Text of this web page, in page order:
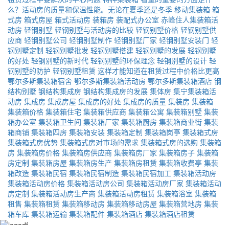
么？活动房的质量和保温性能。无论在夏季还是冬季 移动集装箱 箱
式房 箱式房屋 箱式活动房 装箱房 装配式办公室 赤峰住人集装箱活
动房 轻钢别墅 轻钢别墅与活动房的比较 轻钢别墅价格 轻钢别墅供
应商 轻钢别墅公司 轻钢别墅制作 轻钢别墅厂家 轻钢别墅安装门 轻
钢别墅定制 轻钢别墅批发 轻钢别墅搭建 轻钢别墅的发展 轻钢别墅
的好处 轻钢别墅的新时代 轻钢别墅的环保理念 轻钢别墅的设计 轻
钢别墅的防护 轻钢别墅租赁 这样才能知道在租赁过程中价格比更高
鄂尔多斯集装箱宿舍 鄂尔多斯集装箱活动房 鄂尔多斯集装箱酒店 钢
结构别墅 钢结构集成房 钢结构集成房的发展 集体房 集宁集装箱活
动房 集成房 集成房屋 集成房的好处 集成房的质量 集装房 集装箱
集装箱价格 集装箱住宅 集装箱供应商 集装箱公寓 集装箱别墅 集装
箱办公室 集装箱卫生间 集装箱厂家 集装箱厨房 集装箱商业街 集装
箱商铺 集装箱四房 集装箱安装 集装箱定制 集装箱岗亭 集装箱式房
集装箱式房优势 集装箱式房对市场的需求 集装箱式房的选购 集装箱
房 集装箱房价格 集装箱房供应商 集装箱房厂家 集装箱房子 集装箱
房定制 集装箱房屋 集装箱房生产 集装箱房租赁 集装箱收费亭 集装
箱改造 集装箱民宿 集装箱民宿制造 集装箱民宿加工 集装箱活动房
集装箱活动房价格 集装箱活动房公司 集装箱活动房厂家 集装箱活动
房定制 集装箱活动房生产商 集装箱活动房租赁 集装箱浴室 集装箱
租售 集装箱租赁 集装箱移动房 集装箱移动房屋 集装箱营地房 集装
箱车库 集装箱运输 集装箱配件 集装箱酒店 集装箱酒店租赁